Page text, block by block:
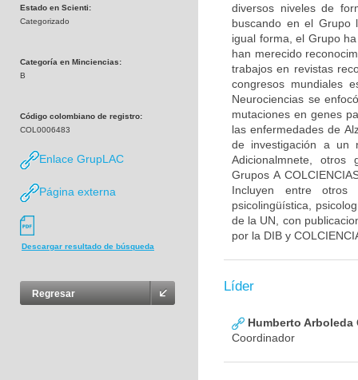
Estado en Scienti:
Categorizado
Categoría en Minciencias:
B
Código colombiano de registro:
COL0006483
Enlace GrupLAC
Página externa
Descargar resultado de búsqueda
Regresar
diversos niveles de
buscando en el Grupo
igual forma, el Grupo
han merecido
trabajos en revistas
congresos mundiales
Neurociencias se
mutaciones en genes
las enfermedades de
de investigación a un
Adicionalmnete, otros
Grupos A
Incluyen entre otros
psicolingüística,
de la UN, con
por la DIB y
Líder
Humberto Arboleda
Coordinador